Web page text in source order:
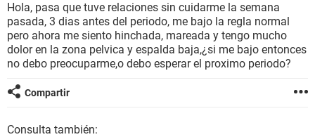
BIENESTAR
SEXUALIDAD
GLOSARIO
Hola, pasa que tuve relaciones sin cuidarme la semana
pasada, 3 dias antes del periodo, me bajo la regla normal
pero ahora me siento hinchada, mareada y tengo mucho
dolor en la zona pelvica y espalda baja,¿si me bajo entonces
no debo preocuparme,o debo esperar el proximo periodo?
Compartir
Consulta también: